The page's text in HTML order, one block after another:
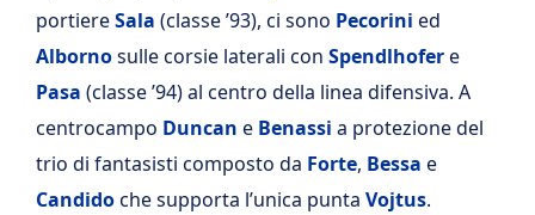
portiereSala (classe ’93), ci sono Pecorini ed
Albornosulle corsie laterali con Spendlhofere
Pasa (classe ’94) al centro della linea difensiva. A
centrocampo Duncan e Benassi a protezione del
trio di fantasisti composto da Forte, Bessa e
Candidoche supporta l’unica punta Vojtus.